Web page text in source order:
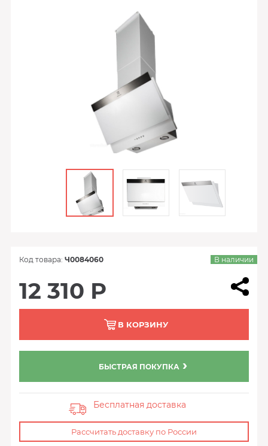
Код товара: Ч0084060 В наличии
12 310 Р
В КОРЗИНУ
БЫСТРАЯ ПОКУПКА
Бесплатная доставка
Рассчитать доставку по России